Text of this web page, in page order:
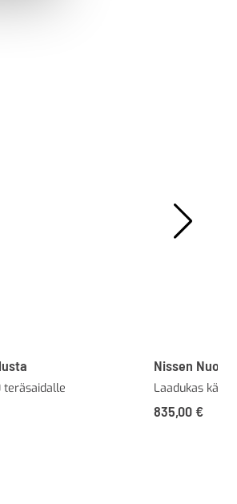
teräsaidalle
Nissen
Laadukas
835,00 €